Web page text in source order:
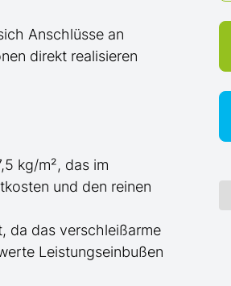
Anschlüsse an
direkt realisieren
kg/m², das im
und den reinen
da das verschleißarme
Leistungseinbußen